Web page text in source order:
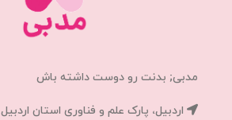
مدبی; بدنت رو دوست داشته باش
اردبیل، پارک علم و فناوری استان اردبیل